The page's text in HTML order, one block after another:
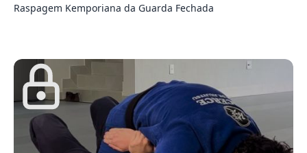
Raspagem Kemporiana da Guarda Fechada